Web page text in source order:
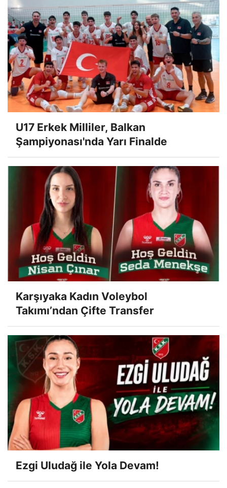
U17 Erkek Milliler, Balkan
Şampiyonası'nda Yarı Finalde
Karşıyaka Kadın Voleybol
Takımı’ndan Çifte Transfer
Ezgi Uludağ ile Yola Devam!